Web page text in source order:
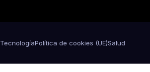
TecnologíaPolítica de cookies (UE)Salud